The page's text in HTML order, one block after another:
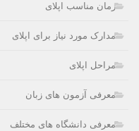
زمان مناسب اپلای
مدارک مورد نیاز برای اپلای
مراحل اپلای
معرفی آزمون های زبان
معرفی دانشگاه های مختلف